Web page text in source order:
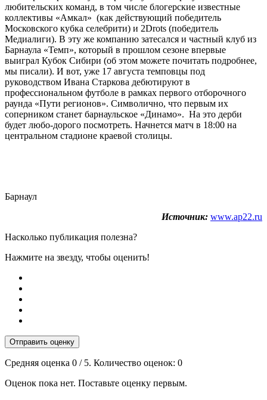
любительских команд, в том числе блогерские известные
коллективы «Амкал» (как действующий победитель
Московского кубка селебрити) и 2Drots (победитель
Медиалиги). В эту же компанию затесался и частный клуб из
Барнаула «Темп», который в прошлом сезоне впервые
выиграл Кубок Сибири (об этом можете почитать подробнее,
мы писали). И вот, уже 17 августа темповцы под
руководством Ивана Старкова дебютируют в
профессиональном футболе в рамках первого отборочного
раунда «Пути регионов». Символично, что первым их
соперником станет барнаульское «Динамо». На это дерби
будет любо-дорого посмотреть. Начнется матч в 18:00 на
центральном стадионе краевой столицы.
Барнаул
Источник: www.ap22.ru
Насколько публикация полезна?
Нажмите на звезду, чтобы оценить!
Отправить оценку
Средняя оценка 0 / 5. Количество оценок: 0
Оценок пока нет. Поставьте оценку первым.